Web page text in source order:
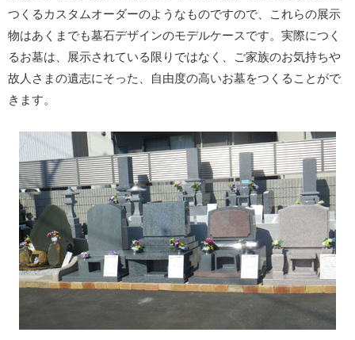
つくるカスタムオーダーのようなものですので、これらの展示
物はあくまでも墓石デザインのモデルケースです。実際につく
るお墓は、展示されている限りではなく、ご家族のお気持ちや
故人さまの遺志にそった、自由度の高いお墓をつくることがで
きます。